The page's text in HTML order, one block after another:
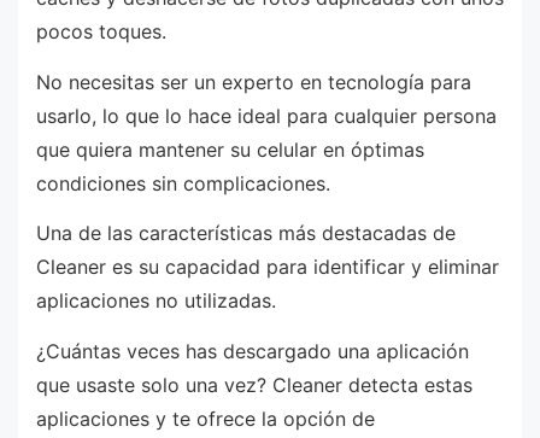
pocos toques.
No necesitas ser un experto en tecnología para
usarlo, lo que lo hace ideal para cualquier persona
que quiera mantener su celular en óptimas
condiciones sin complicaciones.
Una de las características más destacadas de
Cleaner es su capacidad para identificar y eliminar
aplicaciones no utilizadas.
¿Cuántas veces has descargado una aplicación
que usaste solo una vez? Cleaner detecta estas
aplicaciones y te ofrece la opción de